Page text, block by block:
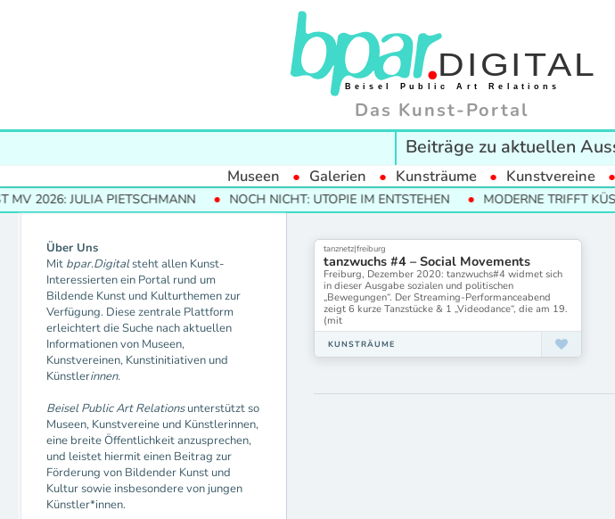
Das Kunst-Portal
Beiträge zu aktuellen
Museen Galerien Kunsträume Kunstvereine
2026: JULIA PIETSCHMANN NOCH NICHT: UTOPIE IM ENTSTEHEN MODERNE TRIFFT
Über Uns
Mit bpar.Digitalsteht allen Kunst-
Interessierten ein Portal rund um
Bildende Kunst und Kulturthemen zur
Verfügung. Diese zentrale Plattform
erleichtert die Suche nach aktuellen
Informationen von Museen,
Kunstvereinen, Kunstinitiativen und
Künstlerinnen.
Beisel Public Art Relationsunterstützt so
Museen, Kunstvereine und Künstlerinnen,
eine breite Öffentlichkeit anzusprechen,
und leistet hiermit einen Beitrag zur
Förderung von Bildender Kunst und
Kultur sowie insbesondere von jungen
Künstler*innen.
tanznetz|freiburg
tanzwuchs #4 – Social Movements
Freiburg, Dezember 2020: tanzwuchs#4 widmet sich
in dieser Ausgabe sozialen und politischen
„Bewegungen“. Der Streaming-Performanceabend
zeigt 6 kurze Tanzstücke & 1 „Videodance“, die am 19.
(mit
KUNSTRÄUME